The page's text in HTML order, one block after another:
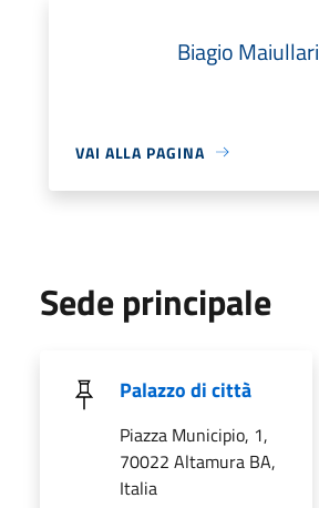
Biagio Maiullari
VAI ALLA PAGINA
Sede principale
Palazzo di città
Piazza Municipio, 1,
70022 Altamura BA,
Italia